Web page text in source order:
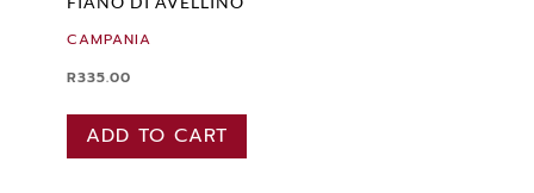
CAMPANIA
R335.00
ADD TO CART